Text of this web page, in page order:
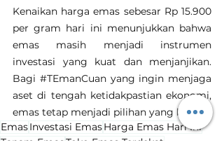
Kenaikan harga emas sebesar Rp 15.900
per gram hari ini menunjukkan bahwa
emas masih menjadi instrumen
investasi yang kuat dan menjanjikan.
Bagi #TEmanCuan yang ingin menjaga
aset di tengah ketidakpastian ekonomi,
emas tetap menjadi pilihan yang bijak.
EmasInvestasi EmasHarga Emas Hari Ini
Tanam Emas Toko Emas Terdekat